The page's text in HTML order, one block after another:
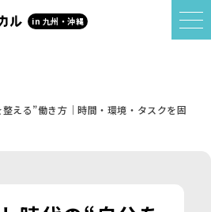
in 九州・沖縄
える”働き方｜時間・環境・タスクを固